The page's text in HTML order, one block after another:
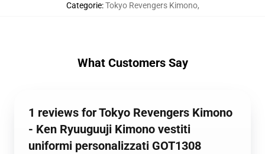
Categorie:Tokyo Revengers Kimono,
What Customers Say
1 reviews for Tokyo Revengers Kimono
- Ken Ryuuguuji Kimono vestiti
uniformi personalizzati GOT1308